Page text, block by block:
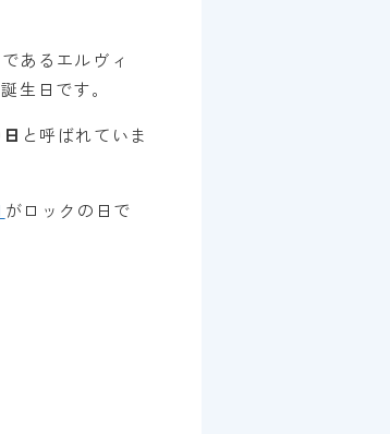
あるエルヴィ
生日です。
と呼ばれていま
がロックの日で